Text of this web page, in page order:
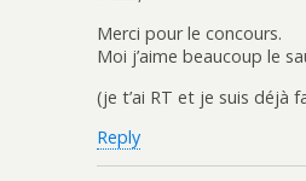
Merci pour le concours.
Moi j’aime beaucoup le
(je t’ai RT et je suis déjà
Reply